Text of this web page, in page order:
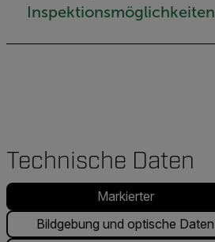
Inspektionsmöglichkeiten
Technische Daten
Markierter
Bildgebung und optische Daten